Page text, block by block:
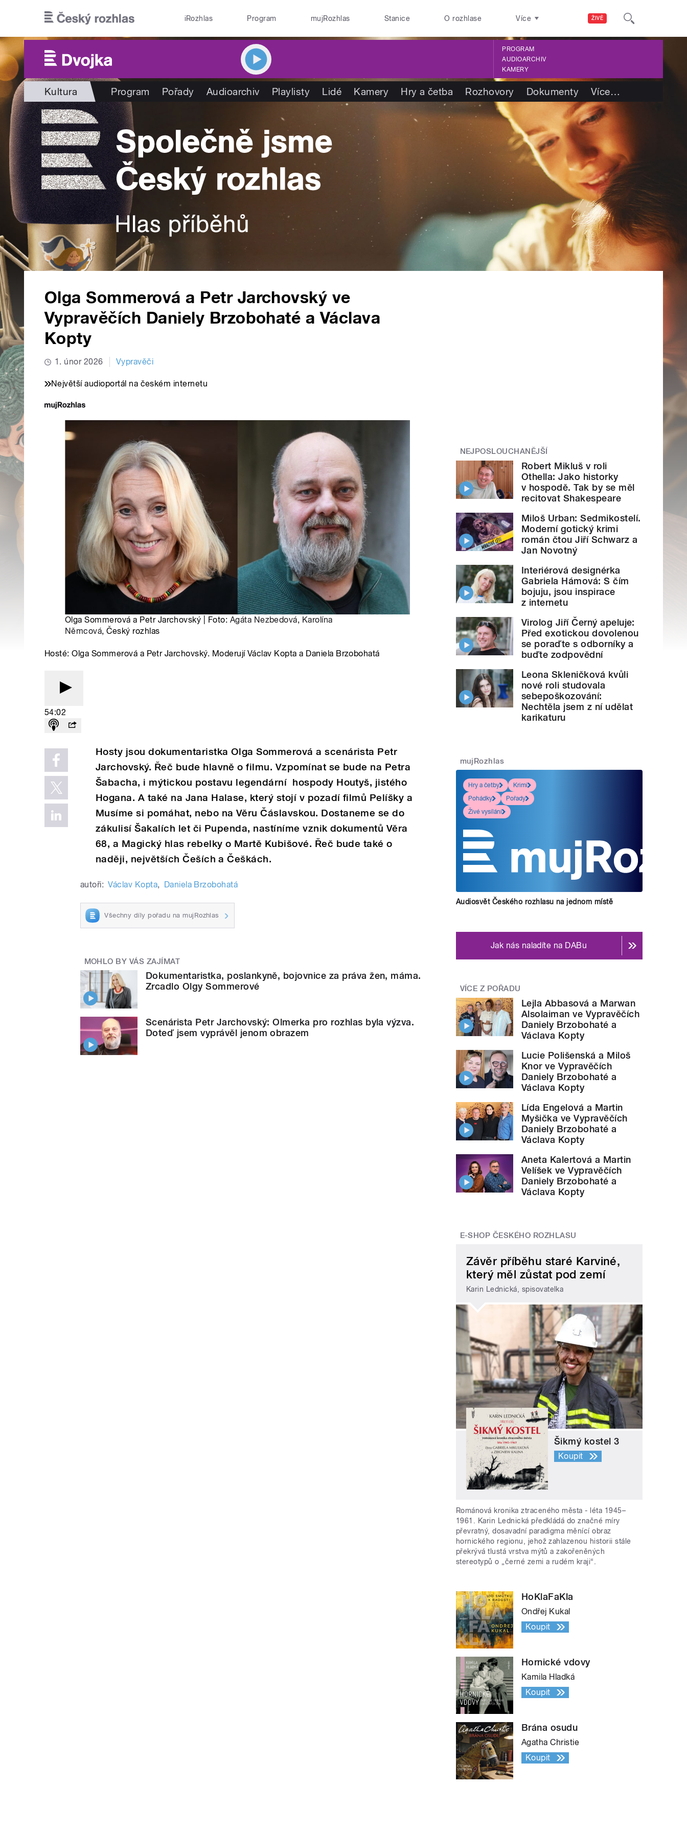
ŽIVĚ
iRozhlas Program mujRozhlas Stanice O rozhlase Více
PROGRAM
AUDIOARCHIV
KAMERY
Kultura Program Pořady Audioarchiv Playlisty Lidé Kamery Hry a četba Rozhovory Dokumenty Více…
Olga Sommerová a Petr Jarchovský ve
Vypravěčích Daniely Brzobohaté a Václava
Kopty
1. únor 2026 Vypravěči
Největší audioportál na českém internetu
Olga Sommerová a Petr Jarchovský | Foto: Agáta Nezbedová, Karolína
Němcová, Český rozhlas
Hosté: Olga Sommerová a Petr Jarchovský. Moderují Václav Kopta a Daniela Brzobohatá
54:02
Hosty jsou dokumentaristka Olga Sommerová a scenárista Petr
Jarchovský. Řeč bude hlavně o filmu. Vzpomínat se bude na Petra
Šabacha, i mýtickou postavu legendární hospody Houtyš, jistého
Hogana. A také na Jana Halase, který stojí v pozadí filmů Pelíšky a
Musíme si pomáhat, nebo na Věru Čáslavskou. Dostaneme se do
zákulisí Šakalích let či Pupenda, nastíníme vznik dokumentů Věra
68, a Magický hlas rebelky o Martě Kubišové. Řeč bude také o
naději, největších Češích a Češkách.
autoři: Václav Kopta, Daniela Brzobohatá
Všechny díly pořadu na mujRozhlas
MOHLO BY VÁS ZAJÍMAT
Dokumentaristka, poslankyně, bojovnice za práva žen, máma.
Zrcadlo Olgy Sommerové
Scenárista Petr Jarchovský: Olmerka pro rozhlas byla výzva.
Doteď jsem vyprávěl jenom obrazem
NEJPOSLOUCHANĚJŠÍ
Robert Mikluš v roli
Othella: Jako historky
v hospodě. Tak by se měl
recitovat Shakespeare
Miloš Urban: Sedmikostelí.
Moderní gotický krimi
román čtou Jiří Schwarz a
Jan Novotný
Interiérová designérka
Gabriela Hámová: S čím
bojuju, jsou inspirace
z internetu
Virolog Jiří Černý apeluje:
Před exotickou dovolenou
se poraďte s odborníky a
buďte zodpovědní
Leona Skleničková kvůli
nové roli studovala
sebepoškozování:
Nechtěla jsem z ní udělat
karikaturu
mujRozhlas
Hry a četby
Krimi
Pohádky
Pořady
Živé vysílání
Audiosvět Českého rozhlasu na jednom místě
Jak nás naladíte na DABu
VÍCE Z POŘADU
Lejla Abbasová a Marwan
Alsolaiman ve Vypravěčích
Daniely Brzobohaté a
Václava Kopty
Lucie Polišenská a Miloš
Knor ve Vypravěčích
Daniely Brzobohaté a
Václava Kopty
Lída Engelová a Martin
Myšička ve Vypravěčích
Daniely Brzobohaté a
Václava Kopty
Aneta Kalertová a Martin
Velíšek ve Vypravěčích
Daniely Brzobohaté a
Václava Kopty
E-SHOP ČESKÉHO ROZHLASU
Závěr příběhu staré Karviné,
který měl zůstat pod zemí
Karin Lednická, spisovatelka
Šikmý kostel 3
Koupit
Románová kronika ztraceného města - léta 1945–
1961. Karin Lednická předkládá do značné míry
převratný, dosavadní paradigma měnící obraz
hornického regionu, jehož zahlazenou historii stále
překrývá tlustá vrstva mýtů a zakořeněných
stereotypů o „černé zemi a rudém kraji“.
HoKlaFaKla
Ondřej Kukal
Koupit
Hornické vdovy
Kamila Hladká
Koupit
Brána osudu
Agatha Christie
Koupit